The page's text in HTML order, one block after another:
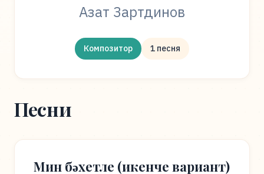
Азат Зартдинов
Композитор 1 песня
Песни
Мин бәхетле (икенче вариант)